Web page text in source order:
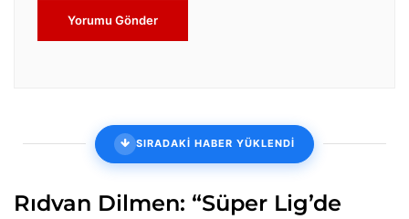
Yorumu Gönder
SIRADAKİ HABER YÜKLENDİ
Rıdvan Dilmen: “Süper Lig’de